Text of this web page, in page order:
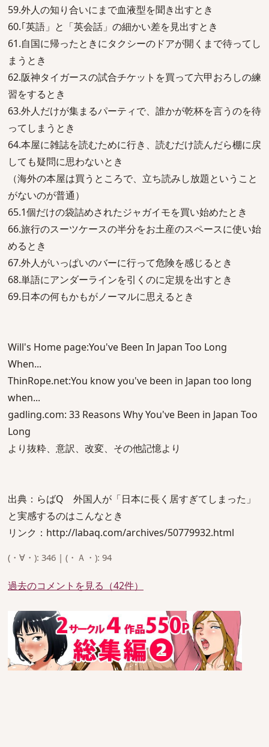
59.外人の知り合いにまで血液型を聞き出すとき
60.｢英語」と「英会話」の細かい差を見出すとき
61.自国に帰ったときにタクシーのドアが開くまで待ってし
まうとき
62.阪神タイガースの試合チケットを買って六甲おろしの練
習をするとき
63.外人だけが集まるパーティで、誰かが乾杯を言うのを待
ってしまうとき
64.本屋に雑誌を読むために行き、読むだけ読んだら棚に戻
しても疑問に思わないとき
（海外の本屋は買うところで、立ち読みし放題ということ
がないのが普通）
65.1個だけの袋詰めされたジャガイモを買い始めたとき
66.旅行のスーツケースの半分をお土産のスペースに使い始
めるとき
67.外人がいっぱいのバーに行って危険を感じるとき
68.単語にアンダーラインを引くのに定規を出すとき
69.日本の何もかもがノーマルに思えるとき
Will's Home page:You've Been In Japan Too Long
When...
ThinRope.net:You know you've been in Japan too long
when...
gadling.com: 33 Reasons Why You've Been in Japan Too
Long
より抜粋、意訳、改変、その他記憶より
出典：らばQ 外国人が「日本に長く居すぎてしまった」
と実感するのはこんなとき
リンク：http://labaq.com/archives/50779932.html
(・∀・): 346 | (・Ａ・): 94
過去のコメントを見る（42件）